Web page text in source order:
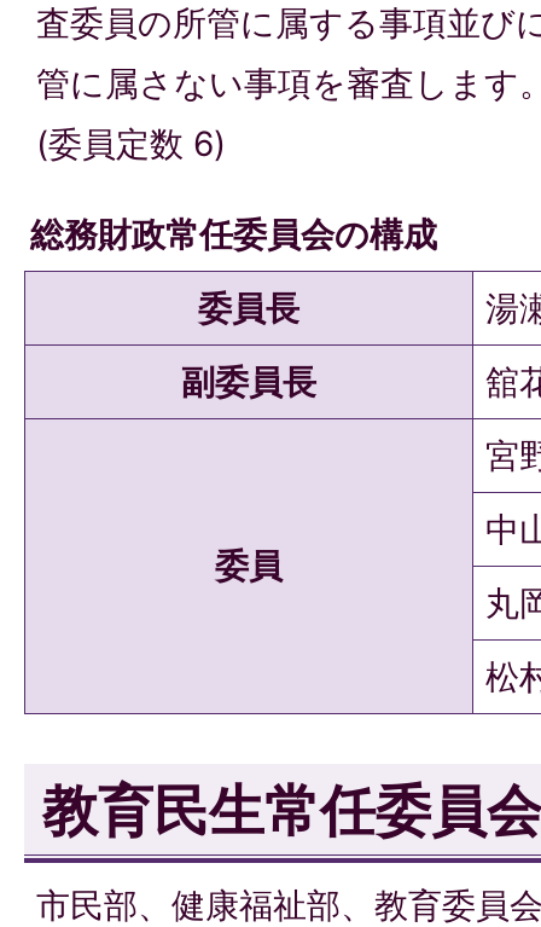
査委員の所管に属する事項並び
管に属さない事項を審査します
(委員定数 6)
総務財政常任委員会の構成
委員長
湯
副委員長
舘
委員
宮
中
丸
松
教育民生常任委員会
市民部、健康福祉部、教育委員